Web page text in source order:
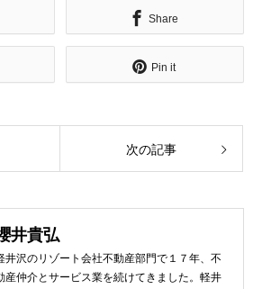
Share
Pin it
次の記事
井貴弘
井沢のリゾート会社不動産部門で１７年、不
産仲介とサービス業を続けてきました。軽井